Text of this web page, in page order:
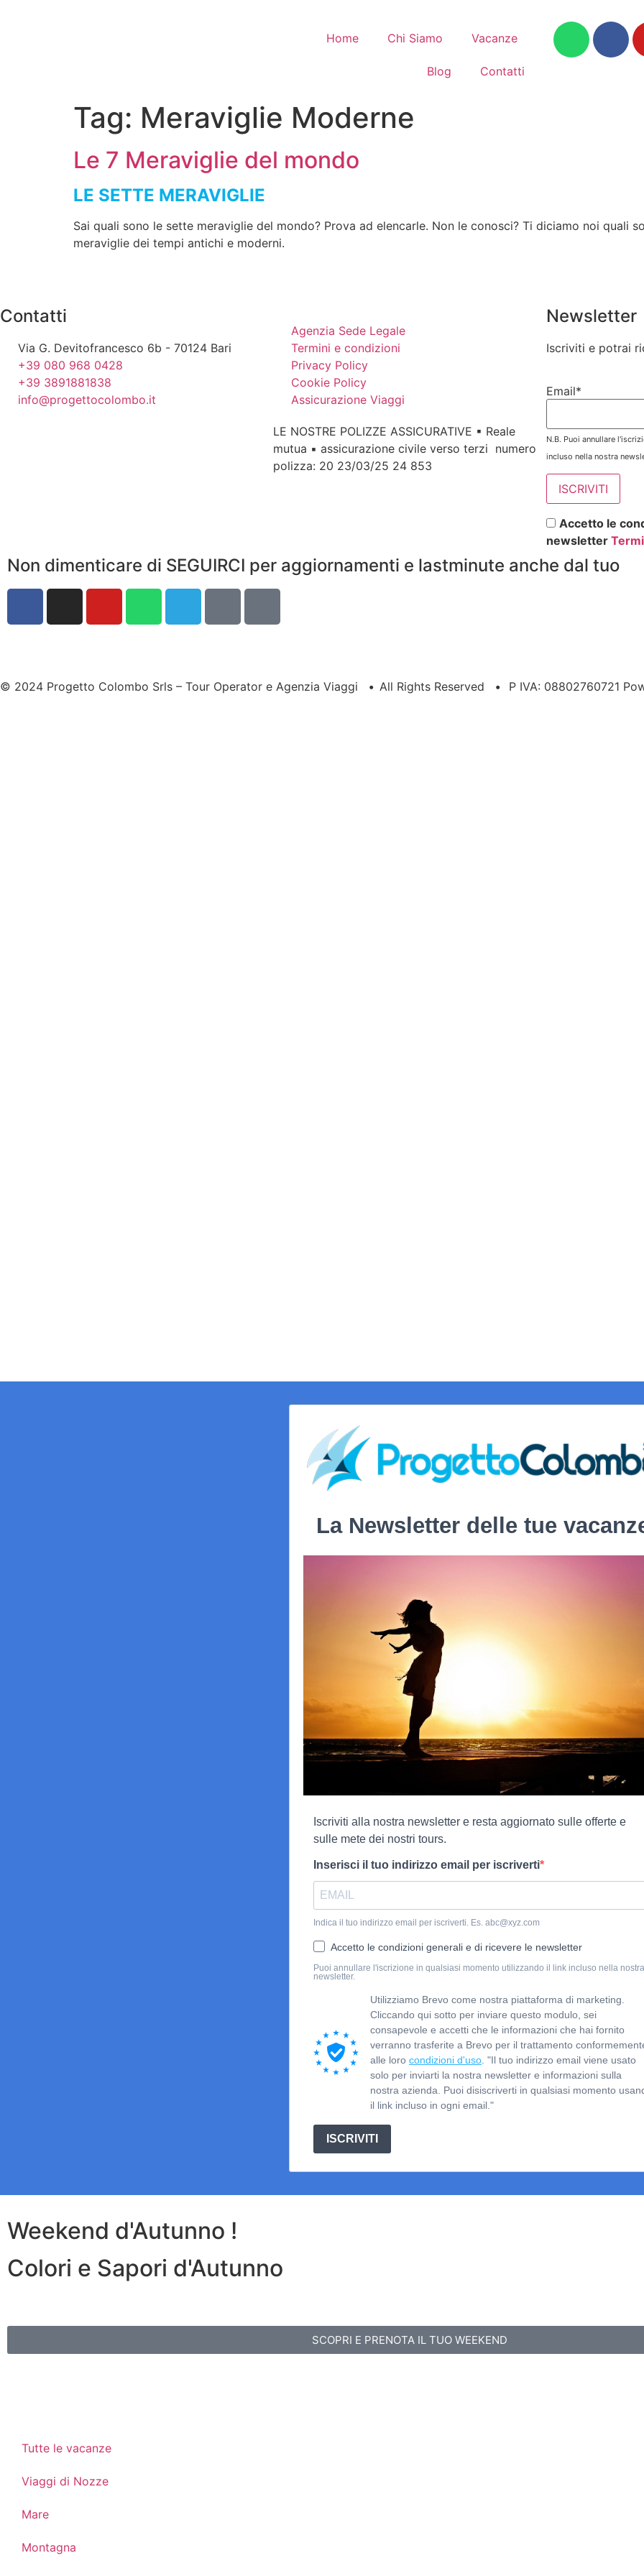
Home Chi Siamo Vacanze
Blog Contatti
Tag: Meraviglie Moderne
Le 7 Meraviglie del mondo
LE SETTE MERAVIGLIE
Sai quali sono le sette meraviglie del mondo? Prova ad elencarle. Non le conosci? Ti diciamo noi quali
meraviglie dei tempi antichi e moderni.
Contatti
Via G. Devitofrancesco 6b - 70124 Bari
+39 080 968 0428
+39 3891881838
info@progettocolombo.it
Agenzia Sede Legale
Termini e condizioni
Privacy Policy
Cookie Policy
Assicurazione Viaggi
LE NOSTRE POLIZZE ASSICURATIVE ▪ Reale
mutua ▪ assicurazione civile verso terzi numero
polizza: 20 23/03/25 24 853
Newsletter
Iscriviti e potrai
Email*
N.B. Puoi annullare
incluso nella nostra
Accetto le
newsletter
Non dimenticare di SEGUIRCI per aggiornamenti e lastminute anche dal tuo
© 2024 Progetto Colombo Srls – Tour Operator e Agenzia Viaggi • All Rights Reserved • P IVA: 08802760721
La Newsletter delle tue
Iscriviti alla nostra newsletter e resta aggiornato sulle offerte e
sulle mete dei nostri tours.
Inserisci il tuo indirizzo email per iscriverti
Indica il tuo indirizzo email per iscriverti. Es. abc@xyz.com
Accetto le condizioni generali e di ricevere le newsletter
Puoi annullare l'iscrizione in qualsiasi momento utilizzando il link incluso nella nostra
newsletter.
Utilizziamo Brevo come nostra piattaforma di marketing.
Cliccando qui sotto per inviare questo modulo, sei
consapevole e accetti che le informazioni che hai fornito
verranno trasferite a Brevo per il trattamento
alle loro condizioni d'uso . "Il tuo indirizzo email viene usato
solo per inviarti la nostra newsletter e informazioni sulla
nostra azienda. Puoi disiscriverti in qualsiasi momento
il link incluso in ogni email."
ISCRIVITI
Weekend d'Autunno !
Colori e Sapori d'Autunno
SCOPRI E PRENOTA IL TUO WEEKEND
Tutte le vacanze
Viaggi di Nozze
Mare
Montagna